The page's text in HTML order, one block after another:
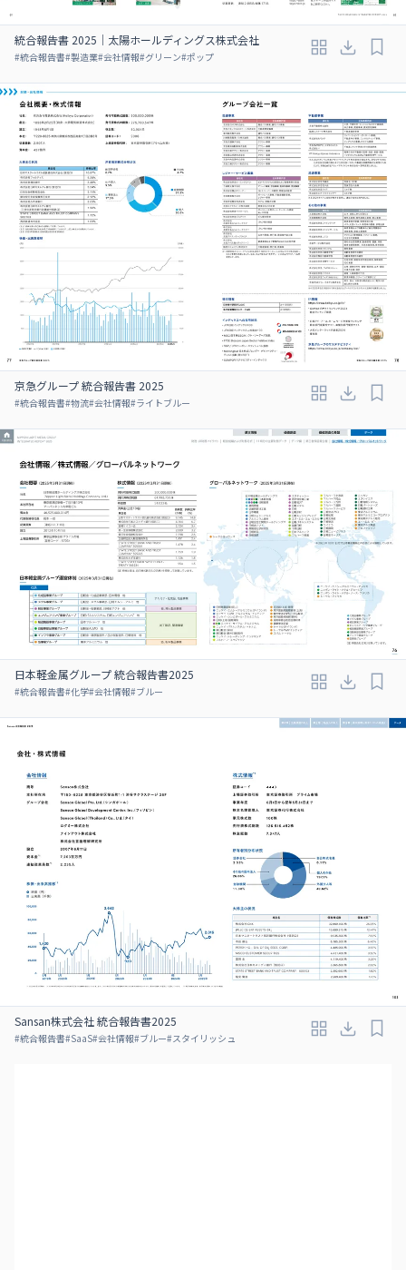
統合報告書 2025｜太陽ホールディングス株式会社
#統合報告書#製造業#会社情報#グリーン#ポップ
京急グループ 統合報告書 2025
#統合報告書#物流#会社情報#ライトブルー
日本軽金属グループ 統合報告書2025
#統合報告書#化学#会社情報#ブルー
Sansan株式会社 統合報告書2025
#統合報告書#SaaS#会社情報#ブルー#スタイリッシュ